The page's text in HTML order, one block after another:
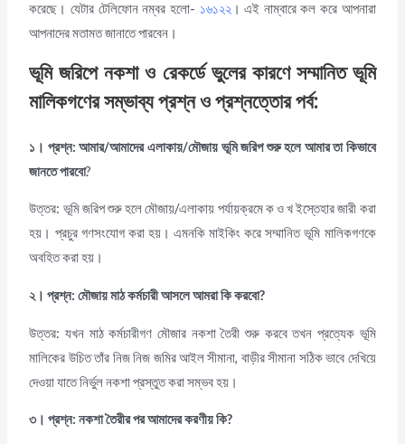
করেছে। যেটার টেলিফোন নম্বর হলো- ১৬১২২ । এই নাম্বারে কল করে আপনারা
আপনাদের মতামত জানাতে পারবেন।
ভূমি জরিপে নকশা ও রেকর্ডে ভুলের কারণে সম্মানিত ভূমি
মালিকগণের সম্ভাব্য প্রশ্ন ও প্রশ্নত্তোর পর্ব:
১। প্রশ্ন: আমার/আমাদের এলাকায়/মৌজায় ভূমি জরিপ শুরু হলে আমার তা কিভাবে
জানতে পারবো?
উত্তর: ভূমি জরিপ শুরু হলে মৌজায়/এলাকায় পর্যায়ক্রমে ক ও খ ইস্তেহার জারী করা
হয়। প্রচুর গণসংযোগ করা হয়। এমনকি মাইকিং করে সম্মানিত ভূমি মালিকগণকে
অবহিত করা হয়।
২। প্রশ্ন: মৌজায় মাঠ কর্মচারী আসলে আমরা কি করবো?
উত্তর: যখন মাঠ কর্মচারীগণ মৌজার নকশা তৈরী শুরু করবে তখন প্রত্যেক ভূমি
মালিকের উচিত তাঁর নিজ নিজ জমির আইল সীমানা, বাড়ীর সীমানা সঠিক ভাবে দেখিয়ে
দেওয়া যাতে নির্ভুল নকশা প্রস্তুত করা সম্ভব হয়।
৩। প্রশ্ন: নকশা তৈরীর পর আমাদের করণীয় কি?